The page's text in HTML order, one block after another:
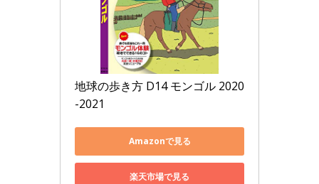
地球の歩き方 D14 モンゴル 2020
-2021
Amazonで見る
楽天市場で見る